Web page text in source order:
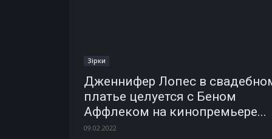
Зірки
Дженнифер Лопес в
платье целуется с Беном
Аффлеком на кинопремьере...
09.02.2022